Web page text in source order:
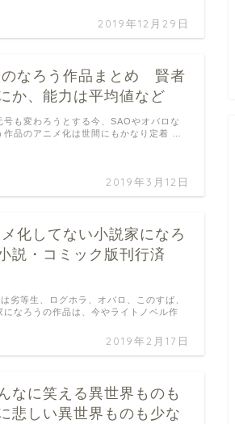
2019年12月29日
なろう作品まとめ 賢者
か、能力は平均値など
2019年3月12日
号も変わろうとする今、SAOやオバロな
作品のアニメ化は世間にもかなり定着 …
化してない小説家になろ
説・コミック版刊行済
2019年2月17日
劣等生、ログホラ、オバロ、このすば、
なろうの作品は、今やライトノベル作
なに笑える異世界ものも
しい異世界ものも少な